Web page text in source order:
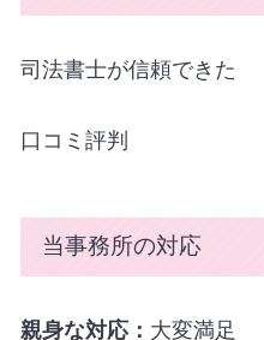
司法書士が信頼できた
口コミ評判
当事務所の対応
親身な対応： 大変満足